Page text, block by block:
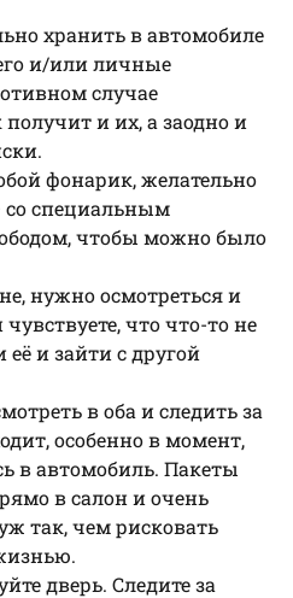
хранить в автомобиле
и/или личные
случае
и их, а заодно и
фонарик, желательно
со специальным
чтобы можно было
нужно осмотреться и
что что-то не
её и зайти с другой
в оба и следить за
особенно в момент,
в автомобиль. Пакеты
в салон и очень
так, чем рисковать
дверь. Следите за